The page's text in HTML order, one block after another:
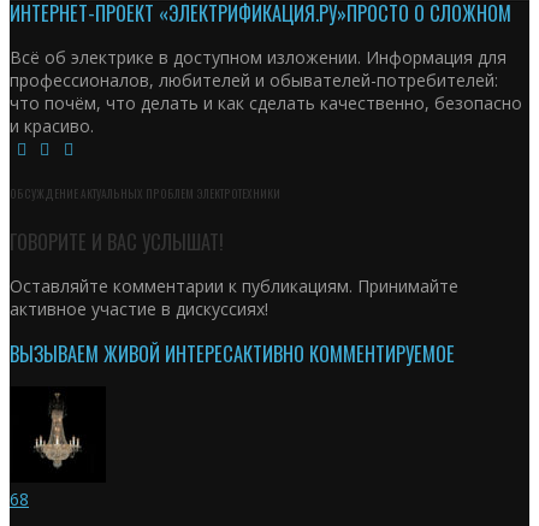
ИНТЕРНЕТ-ПРОЕКТ «ЭЛЕКТРИФИКАЦИЯ.РУ»ПРОСТО О СЛОЖНОМ
Всё об электрике в доступном изложении. Информация для
профессионалов, любителей и обывателей-потребителей:
что почём, что делать и как сделать качественно, безопасно
и красиво.
ОБСУЖДЕНИЕ АКТУАЛЬНЫХ ПРОБЛЕМ ЭЛЕКТРОТЕХНИКИ
ГОВОРИТЕ И ВАС УСЛЫШАТ!
Оставляйте комментарии к публикациям. Принимайте
активное участие в дискуссиях!
ВЫЗЫВАЕМ ЖИВОЙ ИНТЕРЕСАКТИВНО КОММЕНТИРУЕМОЕ
68